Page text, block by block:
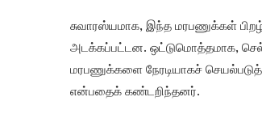
சுவாரஸ்யமாக, இந்த மரபணுக்கள்
அடக்கப்பட்டன. ஒட்டுமொத்தமாக, செல்
மரபணுக்களை நேரடியாகச்
என்பதைக் கண்டறிந்தனர்.